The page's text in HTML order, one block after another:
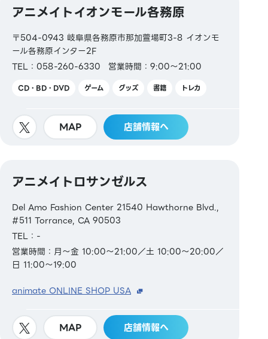
アニメイトイオンモール各務原
〒504-0943 岐阜県各務原市那加萱場町3-8 イオンモ
ール各務原インター2F
TEL：058-260-6330
営業時間：9:00～21:00
CD・BD・DVD ゲーム グッズ 書籍 トレカ
MAP 店舗情報へ
アニメイトロサンゼルス
Del Amo Fashion Center 21540 Hawthorne Blvd.,
#511 Torrance, CA 90503
TEL：-
営業時間：月～金 10:00～21:00／土 10:00～20:00／
日 11:00～19:00
animate ONLINE SHOP USA
MAP 店舗情報へ